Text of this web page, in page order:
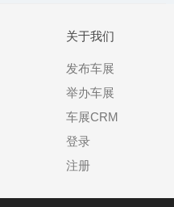
关于我们
发布车展
举办车展
车展CRM
登录
注册